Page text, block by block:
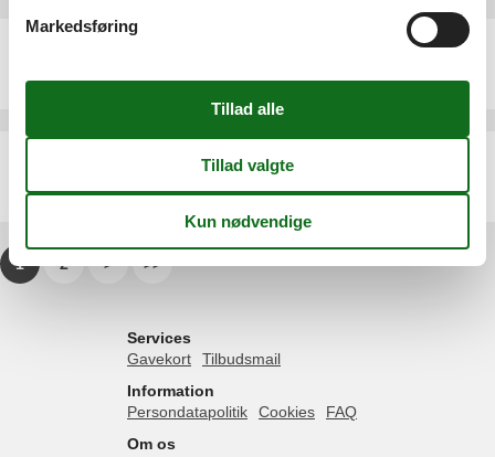
Sommerhus - 41 personer - Jungetgårdvej - 7870 - Roslev
41 personer
8 personer
1 2 > >>
Services
Gavekort
Tilbudsmail
Information
Persondatapolitik
Cookies
FAQ
Om os
Markedsføring